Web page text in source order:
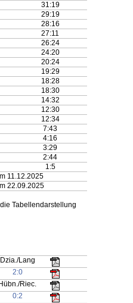
31:19
29:19
28:16
27:11
26:24
24:20
20:24
19:29
18:28
18:30
14:32
12:30
12:34
7:43
4:16
3:29
2:44
1:5
11.12.2025
22.09.2025
Tabellendarstellung
Dzia./Lang
2:0
Hübn./Riec.
0:2